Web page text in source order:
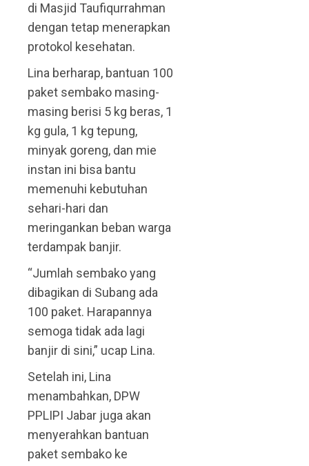
di Masjid Taufiqurrahman
dengan tetap menerapkan
protokol kesehatan.
Lina berharap, bantuan 100
paket sembako masing-
masing berisi 5 kg beras, 1
kg gula, 1 kg tepung,
minyak goreng, dan mie
instan ini bisa bantu
memenuhi kebutuhan
sehari-hari dan
meringankan beban warga
terdampak banjir.
“Jumlah sembako yang
dibagikan di Subang ada
100 paket. Harapannya
semoga tidak ada lagi
banjir di sini,” ucap Lina.
Setelah ini, Lina
menambahkan, DPW
PPLIPI Jabar juga akan
menyerahkan bantuan
paket sembako ke